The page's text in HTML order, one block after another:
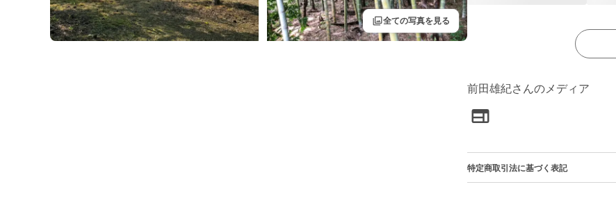
filter全ての写真を見る
前田雄紀さんのメディア
特定商取引法に基づく表記